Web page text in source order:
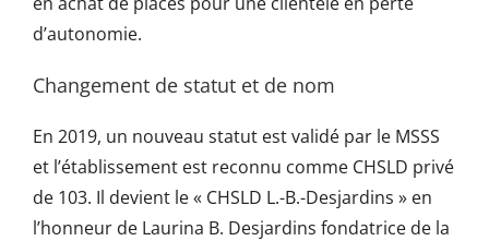
d’autonomie.
Changement de statut et de nom
En 2019, un nouveau statut est validé par le MSSS
et l’établissement est reconnu comme CHSLD privé
de 103. Il devient le « CHSLD L.-B.-Desjardins » en
l’honneur de Laurina B. Desjardins fondatrice de la